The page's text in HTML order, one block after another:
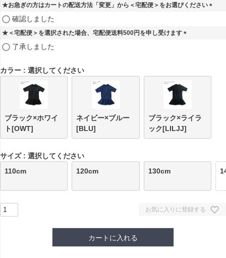
須
★お急ぎの方はカートの配送方法「変更」から＜宅配便＞をお選びください
確認しました
★＜宅配便＞を選択された場合、宅配便送料500円を申し受けます
了承しました
カラー 選択してください
ブラック×ホワイ
ト[OWT]
ネイビー×ブルー
[BLU]
ブラック×ライラ
ック[LILJJ]
サイズ
選択してください
110cm
120cm 130cm
お気に入りに登録する
カートに入れる